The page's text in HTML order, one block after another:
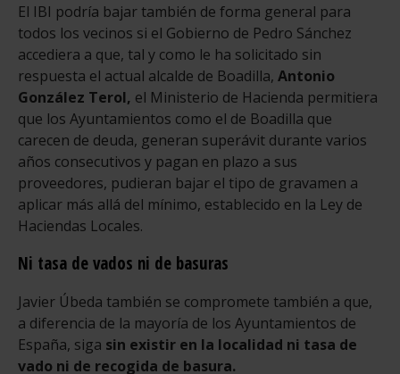
El IBI podría bajar también de forma general para
todos los vecinos si el Gobierno de Pedro Sánchez
accediera a que, tal y como le ha solicitado sin
respuesta el actual alcalde de Boadilla, Antonio
González Terol, el Ministerio de Hacienda permitiera
que los Ayuntamientos como el de Boadilla que
carecen de deuda, generan superávit durante varios
años consecutivos y pagan en plazo a sus
proveedores, pudieran bajar el tipo de gravamen a
aplicar más allá del mínimo, establecido en la Ley de
Haciendas Locales.
Ni tasa de vados ni de basuras
Javier Úbeda también se compromete también a que,
a diferencia de la mayoría de los Ayuntamientos de
España, siga sin existir en la localidad ni tasa de
vado ni de recogida de basura.